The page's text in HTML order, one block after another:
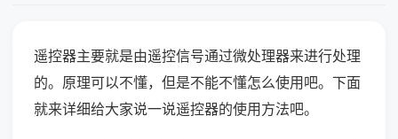
遥控器主要就是由遥控信号通过微处理器来进行处理
的。原理可以不懂，但是不能不懂怎么使用吧。下面
就来详细给大家说一说遥控器的使用方法吧。